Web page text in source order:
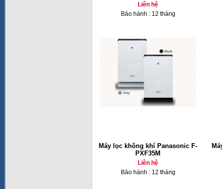
Liên hệ
Bảo hành : 12 tháng
Máy lọc không khí Panasonic F-
PXF35M
Liên hệ
Bảo hành : 12 tháng